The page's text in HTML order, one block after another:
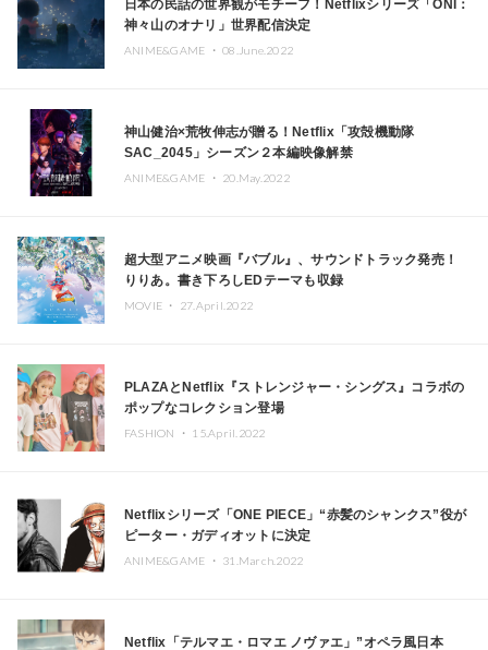
日本の民話の世界観がモチーフ！Netflixシリーズ「ONI：
神々山のオナリ」世界配信決定
ANIME&GAME ・08.June.2022
神山健治×荒牧伸志が贈る！Netflix「攻殻機動隊
SAC_2045」シーズン２本編映像解禁
ANIME&GAME ・ 20.May.2022
超大型アニメ映画『バブル』、サウンドトラック発売！
りりあ。書き下ろしEDテーマも収録
MOVIE ・ 27.April.2022
PLAZAとNetflix『ストレンジャー・シングス』コラボの
ポップなコレクション登場
FASHION ・ 15.April.2022
Netflixシリーズ「ONE PIECE」“赤髪のシャンクス”役が
ピーター・ガディオットに決定
ANIME&GAME ・ 31.March.2022
Netflix「テルマエ・ロマエ ノヴァエ」”オペラ風日本